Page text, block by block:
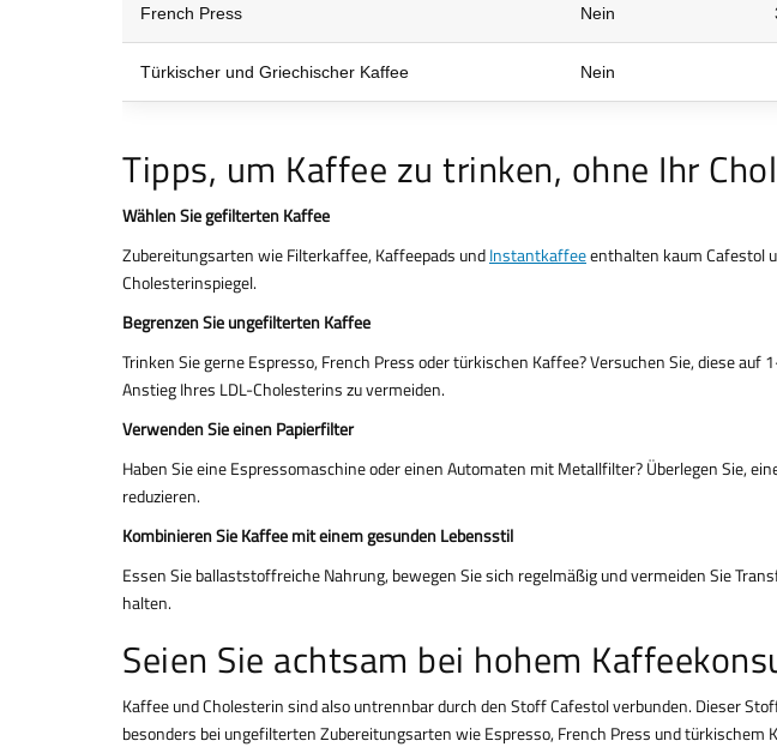
French Press Nein
Türkischer und Griechischer Kaffee Nein
Tipps, um Kaffee zu trinken, ohne Ihr
Wählen Sie gefilterten Kaffee
Zubereitungsarten wie Filterkaffee, Kaffeepads undInstantkaffeeenthalten kaum Cafestol
Cholesterinspiegel.
Begrenzen Sie ungefilterten Kaffee
Trinken Sie gerne Espresso, French Press oder türkischen Kaffee? Versuchen Sie, diese auf
Anstieg Ihres LDL-Cholesterins zu vermeiden.
Verwenden Sie einen Papierfilter
Haben Sie eine Espressomaschine oder einen Automaten mit Metallfilter? Überlegen Sie,
reduzieren.
Kombinieren Sie Kaffee mit einem gesunden Lebensstil
Essen Sie ballaststoffreiche Nahrung, bewegen Sie sich regelmäßig und vermeiden Sie
halten.
Seien Sie achtsam bei hohem
Kaffee und Cholesterin sind also untrennbar durch den Stoff Cafestol verbunden. Dieser
besonders bei ungefilterten Zubereitungsarten wie Espresso, French Press und türkischem